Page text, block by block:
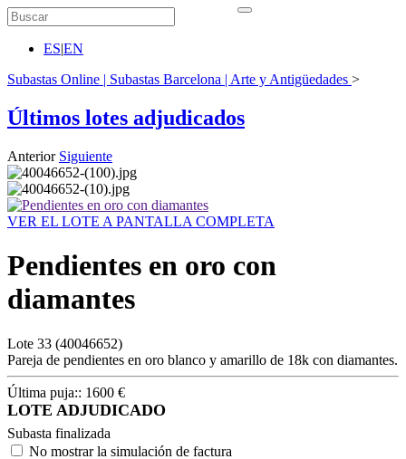
ES|EN
Subastas Online | Subastas Barcelona | Arte y Antigüedades >
Últimos lotes adjudicados
Anterior Siguiente
VER EL LOTE A PANTALLA COMPLETA
Pendientes en oro con
diamantes
Lote 33 (40046652)
Pareja de pendientes en oro blanco y amarillo de 18k con diamantes.
Última puja:: 1600 €
LOTE ADJUDICADO
Subasta finalizada
No mostrar la simulación de factura